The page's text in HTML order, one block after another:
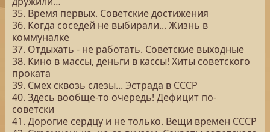
35. Время первых. Советские достижения
36. Когда соседей не выбирали... Жизнь в
коммуналке
37. Отдыхать - не работать. Советские выходные
38. Кино в массы, деньги в кассы! Хиты советского
проката
39. Смех сквозь слезы... Эстрада в СССР
40. Здесь вообще-то очередь! Дефицит по-
советски
41. Дорогие сердцу и не только. Вещи времен СССР